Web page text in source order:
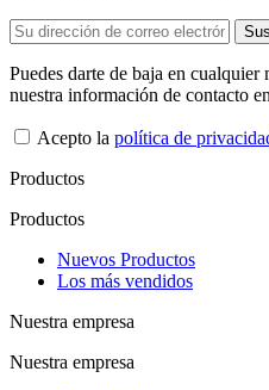
Puedes darte de baja en
nuestra información de contacto
Acepto la política de
Productos
Productos
Nuevos Productos
Los más vendidos
Nuestra empresa
Nuestra empresa